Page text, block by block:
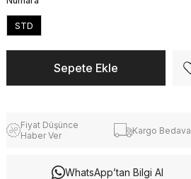
STD
Fiyat Düşünce
Haber Ver
Kargo Bedava
WhatsApp’tan Bilgi Al